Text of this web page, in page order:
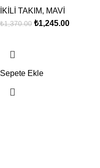
İKİLİ TAKIM, MAVİ
₺1,370.00 ₺1,245.00
Sepete Ekle